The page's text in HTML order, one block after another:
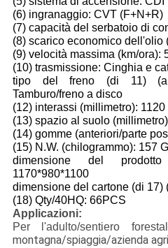
(6) ingranaggio: CVT (F+N+R)
(7) capacità del serbatoio di
(8) scarico economico dell'olio
(9) velocità massima (km/ora):
(10) trasmissione: Cinghia e
tipo del freno (di 11)
Tamburo/freno a disco
(12) interassi (millimetro): 1120
(13) spazio al suolo
(14) gomme (anteriori/parte
(15) N.W. (chilogrammo): 157
dimensione del
1170*980*1100
dimensione del cartone (di 17)
(18) Qty/40HQ: 66PCS
Applicazioni:
Per l'adulto/sentiero
montagna/spiaggia/azienda